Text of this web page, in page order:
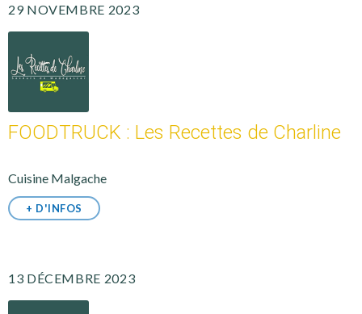
29 NOVEMBRE 2023
FOODTRUCK : Les Recettes de Charline
Cuisine Malgache
+ D'INFOS
13 DÉCEMBRE 2023